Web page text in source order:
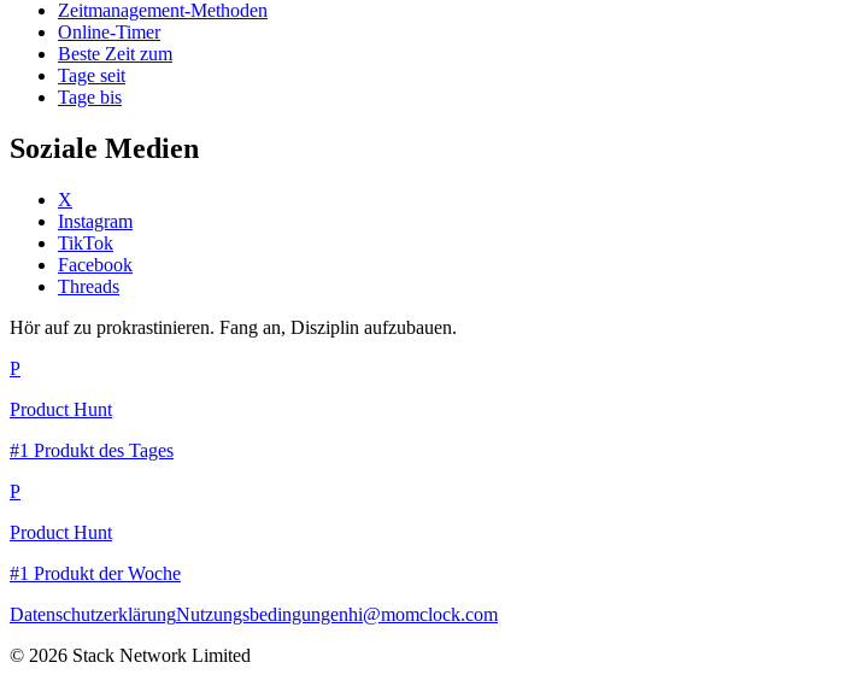
Zeitmanagement-Methoden
Online-Timer
Beste Zeit zum
Tage seit
Tage bis
Soziale Medien
X
Instagram
TikTok
Facebook
Threads
Hör auf zu prokrastinieren. Fang an, Disziplin aufzubauen.
P
Product Hunt
#1 Produkt des Tages
P
Product Hunt
#1 Produkt der Woche
DatenschutzerklärungNutzungsbedingungenhi@momclock.com
© 2026 Stack Network Limited